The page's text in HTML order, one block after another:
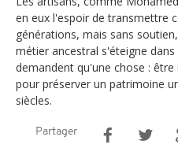
en eux l'espoir de transmettre
générations, mais sans
métier ancestral s'éteigne dans
demandent qu'une chose :
pour préserver un patrimoine
siècles.
Partager